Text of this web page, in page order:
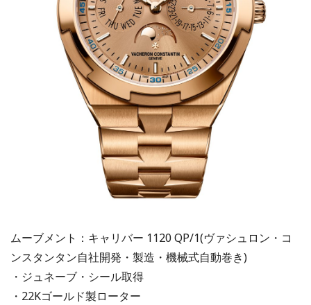
ムーブメント：キャリバー 1120 QP/1(ヴァシュロン・コ
ンスタンタン自社開発・製造・機械式自動巻き)
・ジュネーブ・シール取得
・22Kゴールド製ローター